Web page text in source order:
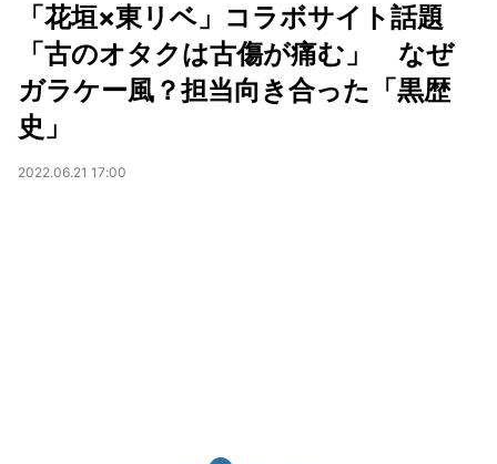
「花垣×東リベ」コラボサイト話題
「古のオタクは古傷が痛む」 なぜ
ガラケー風？担当向き合った「黒歴
史」
2022.06.21 17:00